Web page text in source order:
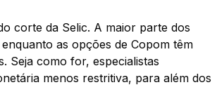
corte da Selic. A maior parte dos
as opções de Copom têm
Seja como for, especialistas
menos restritiva, para além dos